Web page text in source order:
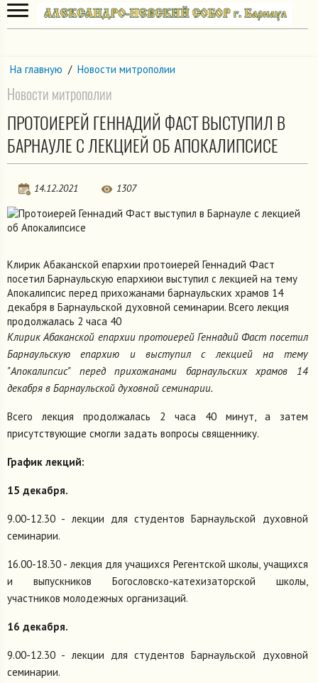
На главную / Новости митрополии
Новости митрополии
ПРОТОИЕРЕЙ ГЕННАДИЙ ФАСТ ВЫСТУПИЛ В
БАРНАУЛЕ С ЛЕКЦИЕЙ ОБ АПОКАЛИПСИСЕ
14.12.2021 1307
Клирик Абаканской епархии протоиерей Геннадий Фаст
посетил Барнаульскую епархиюи выступил с лекцией на тему
Апокалипсис перед прихожанами барнаульских храмов 14
декабря в Барнаульской духовной семинарии. Всего лекция
продолжалась 2 часа 40
Клирик Абаканской епархии протоиерей Геннадий Фаст посетил
Барнаульскую епархию и выступил с лекцией на тему
"Апокалипсис" перед прихожанами барнаульских храмов 14
декабря в Барнаульской духовной семинарии.
Всего лекция продолжалась 2 часа 40 минут, а затем
присутствующие смогли задать вопросы священнику.
График лекций:
15 декабря.
9.00-12.30 - лекции для студентов Барнаульской духовной
семинарии.
16.00-18.30 - лекция для учащихся Регентской школы, учащихся
и выпускников Богословско-катехизаторской школы,
участников молодежных организаций.
16 декабря.
9.00-12.30 - лекции для студентов Барнаульской духовной
семинарии.